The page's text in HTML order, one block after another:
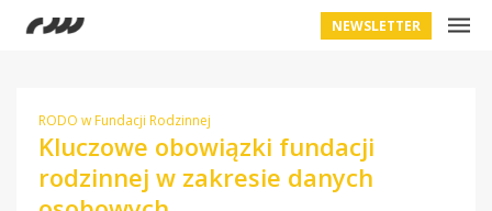
NEWSLETTER
RODO w Fundacji Rodzinnej
Kluczowe obowiązki fundacji
rodzinnej w zakresie danych